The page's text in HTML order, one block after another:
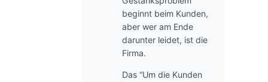
beginnt beim Kunden,
aber wer am Ende
darunter leidet, ist die
Firma.
Das “Um die Kunden